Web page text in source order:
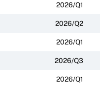
2026/Q1
2026/Q2
2026/Q1
2026/Q3
2026/Q1